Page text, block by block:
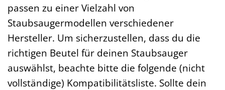
passen zu einer Vielzahl von
Staubsaugermodellen verschiedener
Hersteller. Um sicherzustellen, dass du die
richtigen Beutel für deinen Staubsauger
auswählst, beachte bitte die folgende (nicht
vollständige) Kompatibilitätsliste. Sollte dein